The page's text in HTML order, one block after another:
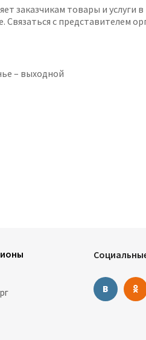
заказчикам товары и услуги
Связаться с представителем
– выходной